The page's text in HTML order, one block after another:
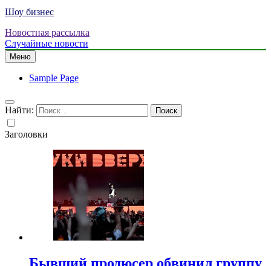
Шоу бизнес
Новостная рассылка
Случайные новости
Меню
Sample Page
Найти:
Заголовки